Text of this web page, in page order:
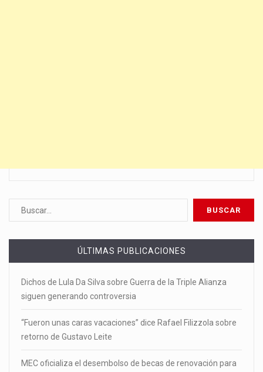
ÚLTIMAS PUBLICACIONES
Dichos de Lula Da Silva sobre Guerra de la Triple Alianza
siguen generando controversia
“Fueron unas caras vacaciones” dice Rafael Filizzola sobre
retorno de Gustavo Leite
MEC oficializa el desembolso de becas de renovación para